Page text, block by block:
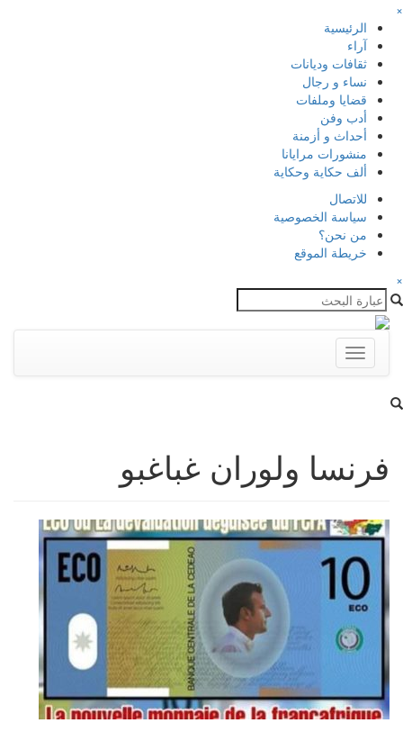
×
الرئيسية
آراء
ثقافات وديانات
نساء و رجال
قضايا وملفات
أدب وفن
أحداث و أزمنة
منشورات مرايانا
ألف حكاية وحكاية
للاتصال
سياسة الخصوصية
من نحن؟
خريطة الموقع
×
Toggle
navigation
فرنسا ولوران غباغبو